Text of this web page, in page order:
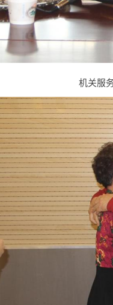
机关服